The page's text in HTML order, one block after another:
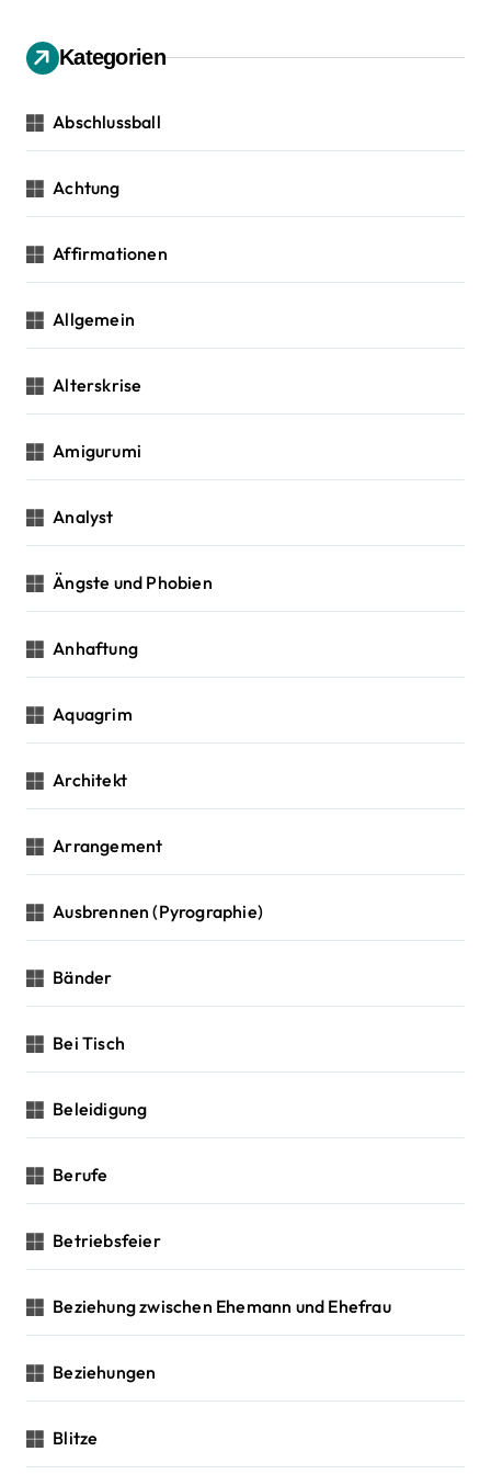
v
g
a
t
i
o
n
n
c
Kategorien
Abschlussball
Achtung
Affirmationen
Allgemein
Alterskrise
Amigurumi
Analyst
Ängste und Phobien
Anhaftung
Aquagrim
Architekt
Arrangement
Ausbrennen (Pyrographie)
Bänder
Bei Tisch
Beleidigung
Berufe
Betriebsfeier
Beziehung zwischen Ehemann und Ehefrau
Beziehungen
Blitze